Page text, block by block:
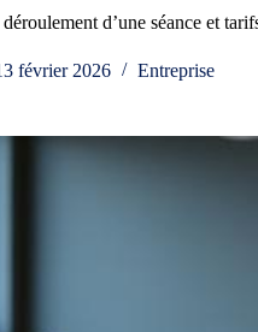
d’une séance et
février 2026 Entreprise